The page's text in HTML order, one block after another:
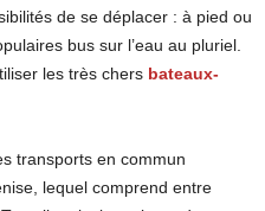
de se déplacer : à pied ou
bus sur l’eau au pluriel.
les très chers bateaux-
transports en commun
lequel comprend entre